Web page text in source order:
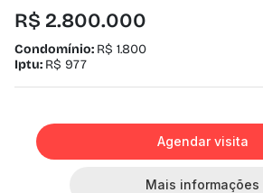
R$ 2.800.000
Condomínio: R$ 1.800
Iptu: R$ 977
Agendar visita
Mais informações